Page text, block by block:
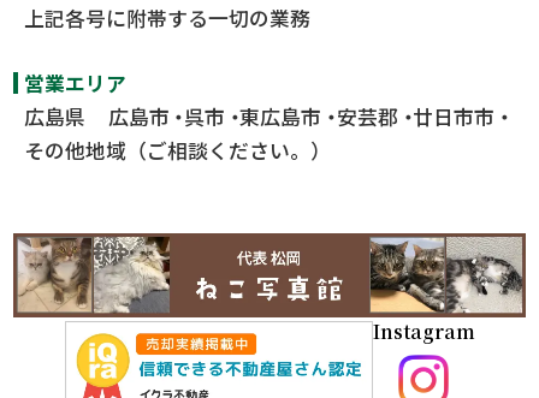
上記各号に附帯する一切の業務
営業エリア
広島県
広島市 呉市 東広島市 安芸郡 廿日市市
その他地域（ご相談ください。）
Instagram